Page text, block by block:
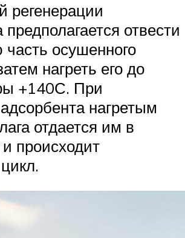
регенерации
отвести
осушенного
нагреть его до
+140С. При
нагретым
отдается им в
происходит